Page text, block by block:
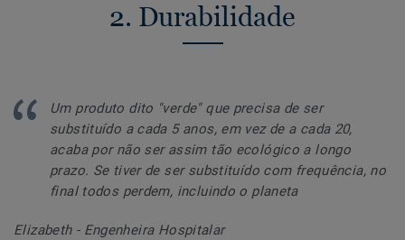
2. Durabilidade
Um produto dito "verde" que precisa de ser
substituído a cada 5 anos, em vez de a cada 20,
acaba por não ser assim tão ecológico a longo
prazo. Se tiver de ser substituído com frequência, no
final todos perdem, incluindo o planeta
Elizabeth - Engenheira Hospitalar